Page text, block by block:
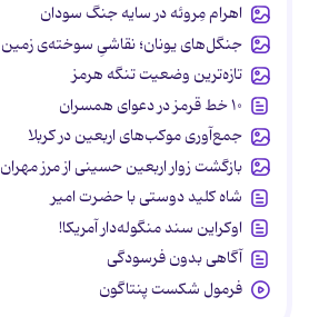
اهرام مِروئه در سایه جنگ سودان
جنگل‌های یونان؛ نقاشیِ سوخته‌ی زمین
تازه‌ترین وضعیت تنگه هرمز
۱۰ خط قرمز در دعوای همسران
جمع‌آوری موکب‌های اربعین در کربلا
بازگشت زوار اربعین حسینی از مرز مهران
شاه کلید دوستی با حضرت امیر
اوکراین سند منگوله‌دار آمریکا!
آگاهی بدون فرسودگی
فرمول شکست پنتاگون